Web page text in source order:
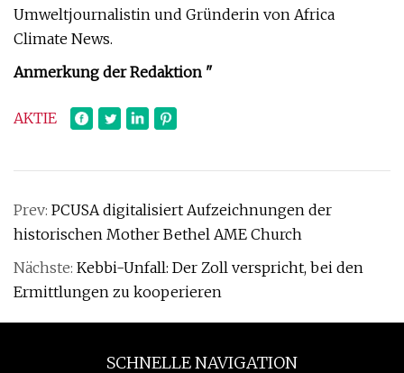
Umweltjournalistin und Gründerin von Africa
Climate News.
Anmerkung der Redaktion "
AKTIE
Prev: PCUSA digitalisiert Aufzeichnungen der
historischen Mother Bethel AME Church
Nächste: Kebbi-Unfall: Der Zoll verspricht, bei den
Ermittlungen zu kooperieren
SCHNELLE NAVIGATION